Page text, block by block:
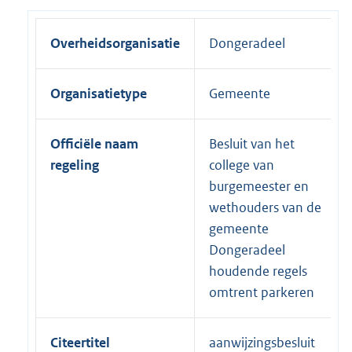
Overheidsorganisatie Dongeradeel
Organisatietype Gemeente
Officiële naam
regeling
Besluit van het
college van
burgemeester en
wethouders van de
gemeente
Dongeradeel
houdende regels
omtrent parkeren
Citeertitel
aanwijzingsbesluit